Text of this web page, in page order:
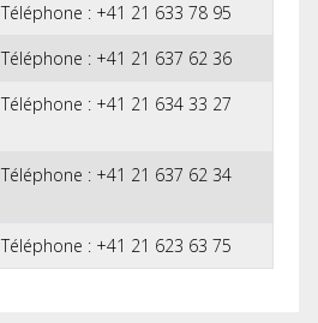
Téléphone : +41 21 633 78 95
Téléphone : +41 21 637 62 36
Téléphone : +41 21 634 33 27
Téléphone : +41 21 637 62 34
Téléphone : +41 21 623 63 75